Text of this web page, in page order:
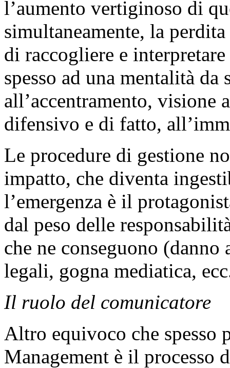
l’aumento vertiginoso di
simultaneamente, la
di raccogliere e
spesso ad una mentalità da
all’accentramento, visione
difensivo e di fatto,
Le procedure di gestione
impatto, che diventa
l’emergenza è il
dal peso delle
che ne conseguono
legali, gogna mediatica,
Il ruolo del comunicatore
Altro equivoco che spesso
Management è il processo